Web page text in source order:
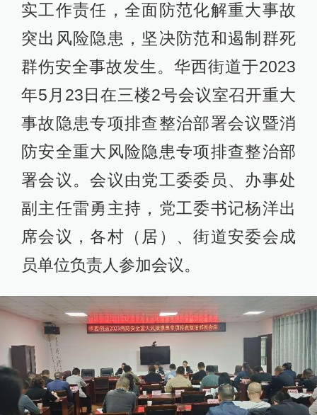
实工作责任，全面防范化解重大事故
突出风险隐患，坚决防范和遏制群死
群伤安全事故发生。华西街道于2023
年5月23日在三楼2号会议室召开重大
事故隐患专项排查整治部署会议暨消
防安全重大风险隐患专项排查整治部
署会议。会议由党工委委员、办事处
副主任雷勇主持，党工委书记杨洋出
席会议，各村（居）、街道安委会成
员单位负责人参加会议。